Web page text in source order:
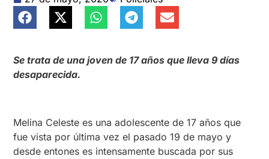
Se trata de una joven de 17 años que lleva 9 días
desaparecida.
Melina Celeste es una adolescente de 17 años que
fue vista por última vez el pasado 19 de mayo y
desde entones es intensamente buscada por sus